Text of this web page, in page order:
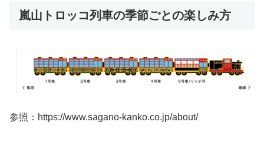
嵐山トロッコ列車の季節ごとの楽しみ方
参照：https://www.sagano-kanko.co.jp/about/